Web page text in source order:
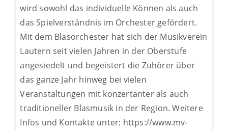
wird sowohl das individuelle Können als auch
das Spielverständnis im Orchester gefördert.
Mit dem Blasorchester hat sich der Musikverein
Lautern seit vielen Jahren in der Oberstufe
angesiedelt und begeistert die Zuhörer über
das ganze Jahr hinweg bei vielen
Veranstaltungen mit konzertanter als auch
traditioneller Blasmusik in der Region. Weitere
Infos und Kontakte unter: https://www.mv-